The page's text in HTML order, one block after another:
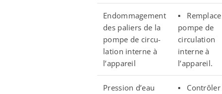
Endommagement
des paliers de la
pompe de circu-
lation interne à
l’appareil
▪
pompe de
circulation
interne à
l’appareil.
Pression d’eau
▪ Contrôler